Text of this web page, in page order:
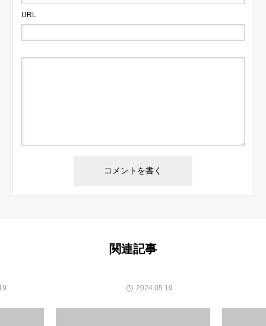
URL
関連記事
2024.05.19